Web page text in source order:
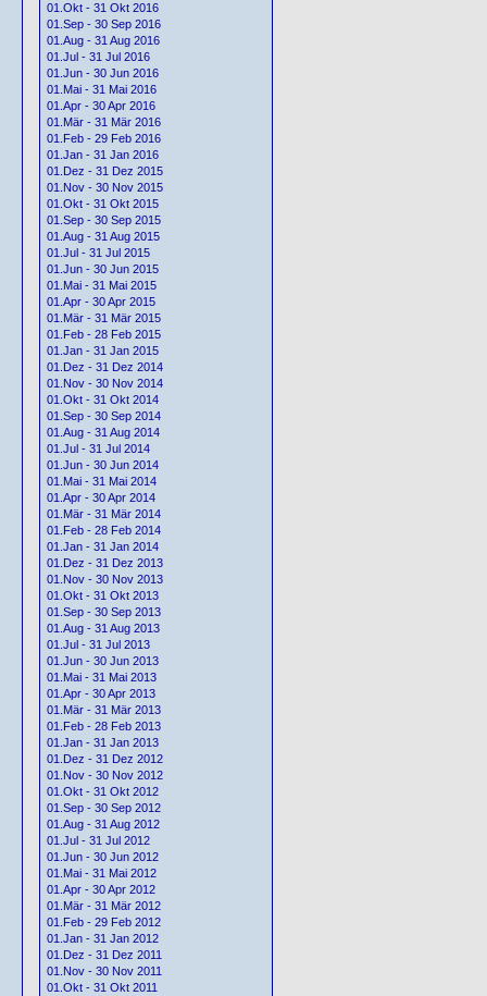
01.Okt - 31 Okt 2016
01.Sep - 30 Sep 2016
01.Aug - 31 Aug 2016
01.Jul - 31 Jul 2016
01.Jun - 30 Jun 2016
01.Mai - 31 Mai 2016
01.Apr - 30 Apr 2016
01.Mär - 31 Mär 2016
01.Feb - 29 Feb 2016
01.Jan - 31 Jan 2016
01.Dez - 31 Dez 2015
01.Nov - 30 Nov 2015
01.Okt - 31 Okt 2015
01.Sep - 30 Sep 2015
01.Aug - 31 Aug 2015
01.Jul - 31 Jul 2015
01.Jun - 30 Jun 2015
01.Mai - 31 Mai 2015
01.Apr - 30 Apr 2015
01.Mär - 31 Mär 2015
01.Feb - 28 Feb 2015
01.Jan - 31 Jan 2015
01.Dez - 31 Dez 2014
01.Nov - 30 Nov 2014
01.Okt - 31 Okt 2014
01.Sep - 30 Sep 2014
01.Aug - 31 Aug 2014
01.Jul - 31 Jul 2014
01.Jun - 30 Jun 2014
01.Mai - 31 Mai 2014
01.Apr - 30 Apr 2014
01.Mär - 31 Mär 2014
01.Feb - 28 Feb 2014
01.Jan - 31 Jan 2014
01.Dez - 31 Dez 2013
01.Nov - 30 Nov 2013
01.Okt - 31 Okt 2013
01.Sep - 30 Sep 2013
01.Aug - 31 Aug 2013
01.Jul - 31 Jul 2013
01.Jun - 30 Jun 2013
01.Mai - 31 Mai 2013
01.Apr - 30 Apr 2013
01.Mär - 31 Mär 2013
01.Feb - 28 Feb 2013
01.Jan - 31 Jan 2013
01.Dez - 31 Dez 2012
01.Nov - 30 Nov 2012
01.Okt - 31 Okt 2012
01.Sep - 30 Sep 2012
01.Aug - 31 Aug 2012
01.Jul - 31 Jul 2012
01.Jun - 30 Jun 2012
01.Mai - 31 Mai 2012
01.Apr - 30 Apr 2012
01.Mär - 31 Mär 2012
01.Feb - 29 Feb 2012
01.Jan - 31 Jan 2012
01.Dez - 31 Dez 2011
01.Nov - 30 Nov 2011
01.Okt - 31 Okt 2011